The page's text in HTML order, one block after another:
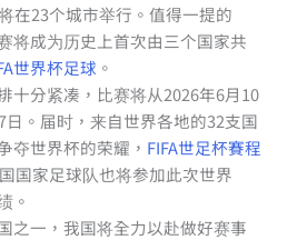
在23个城市举行。值得一提的
将成为历史上首次由三个国家共
世界杯足球 。
十分紧凑，比赛将从2026年6月10
。届时，来自世界各地的32支国
夺世界杯的荣耀， FIFA世足杯賽程
国家足球队也将参加此次世界
。
之一，我国将全力以赴做好赛事